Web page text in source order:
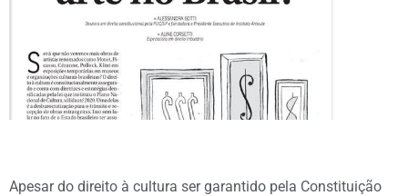
Apesar do direito à cultura ser garantido pela Constituição